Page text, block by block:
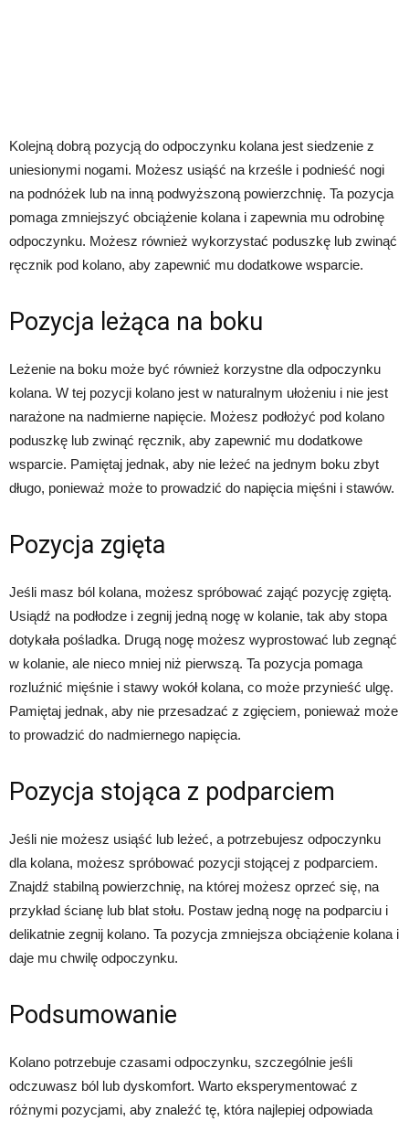
Kolejną dobrą pozycją do odpoczynku kolana jest siedzenie z
uniesionymi nogami. Możesz usiąść na krześle i podnieść nogi
na podnóżek lub na inną podwyższoną powierzchnię. Ta pozycja
pomaga zmniejszyć obciążenie kolana i zapewnia mu odrobinę
odpoczynku. Możesz również wykorzystać poduszkę lub zwinąć
ręcznik pod kolano, aby zapewnić mu dodatkowe wsparcie.
Pozycja leżąca na boku
Leżenie na boku może być również korzystne dla odpoczynku
kolana. W tej pozycji kolano jest w naturalnym ułożeniu i nie jest
narażone na nadmierne napięcie. Możesz podłożyć pod kolano
poduszkę lub zwinąć ręcznik, aby zapewnić mu dodatkowe
wsparcie. Pamiętaj jednak, aby nie leżeć na jednym boku zbyt
długo, ponieważ może to prowadzić do napięcia mięśni i stawów.
Pozycja zgięta
Jeśli masz ból kolana, możesz spróbować zająć pozycję zgiętą.
Usiądź na podłodze i zegnij jedną nogę w kolanie, tak aby stopa
dotykała pośladka. Drugą nogę możesz wyprostować lub zegnąć
w kolanie, ale nieco mniej niż pierwszą. Ta pozycja pomaga
rozluźnić mięśnie i stawy wokół kolana, co może przynieść ulgę.
Pamiętaj jednak, aby nie przesadzać z zgięciem, ponieważ może
to prowadzić do nadmiernego napięcia.
Pozycja stojąca z podparciem
Jeśli nie możesz usiąść lub leżeć, a potrzebujesz odpoczynku
dla kolana, możesz spróbować pozycji stojącej z podparciem.
Znajdź stabilną powierzchnię, na której możesz oprzeć się, na
przykład ścianę lub blat stołu. Postaw jedną nogę na podparciu i
delikatnie zegnij kolano. Ta pozycja zmniejsza obciążenie kolana i
daje mu chwilę odpoczynku.
Podsumowanie
Kolano potrzebuje czasami odpoczynku, szczególnie jeśli
odczuwasz ból lub dyskomfort. Warto eksperymentować z
różnymi pozycjami, aby znaleźć tę, która najlepiej odpowiada